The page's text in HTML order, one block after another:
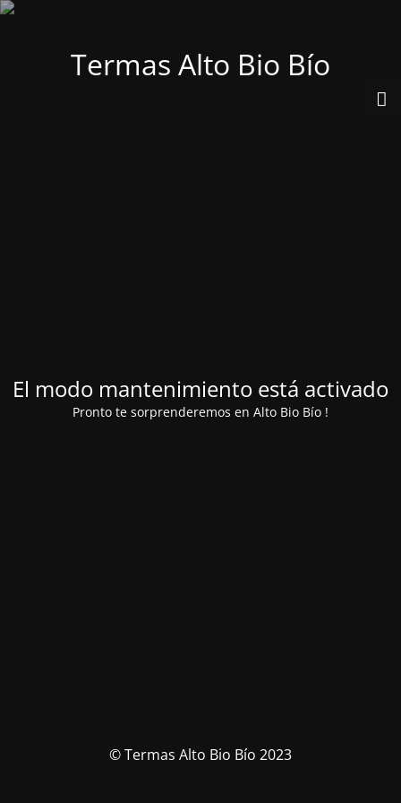
Termas Alto Bio Bío
El modo mantenimiento está activado
Pronto te sorprenderemos en Alto Bio Bío !
© Termas Alto Bio Bío 2023